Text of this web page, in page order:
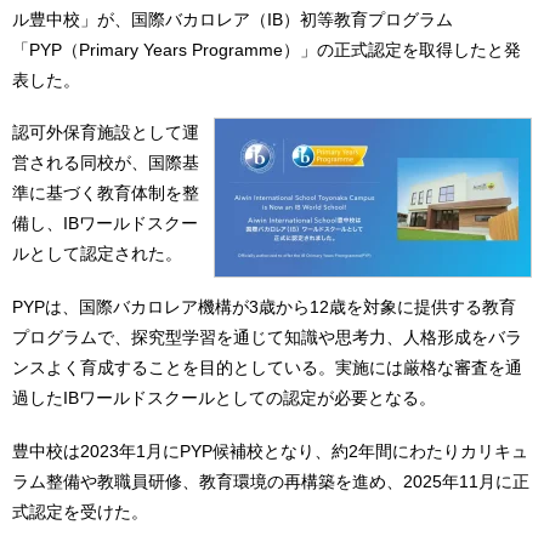
ル豊中校」が、国際バカロレア（IB）初等教育プログラム
「PYP（Primary Years Programme）」の正式認定を取得したと発
表した。
認可外保育施設として運
営される同校が、国際基
準に基づく教育体制を整
備し、IBワールドスクー
ルとして認定された。
PYPは、国際バカロレア機構が3歳から12歳を対象に提供する教育
プログラムで、探究型学習を通じて知識や思考力、人格形成をバラ
ンスよく育成することを目的としている。実施には厳格な審査を通
過したIBワールドスクールとしての認定が必要となる。
豊中校は2023年1月にPYP候補校となり、約2年間にわたりカリキュ
ラム整備や教職員研修、教育環境の再構築を進め、2025年11月に正
式認定を受けた。